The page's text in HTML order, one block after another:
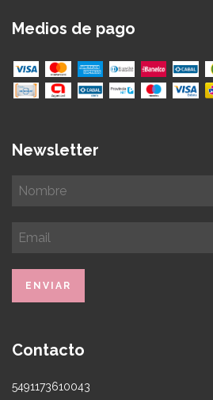
Medios de pago
Newsletter
Contacto
5491173610043